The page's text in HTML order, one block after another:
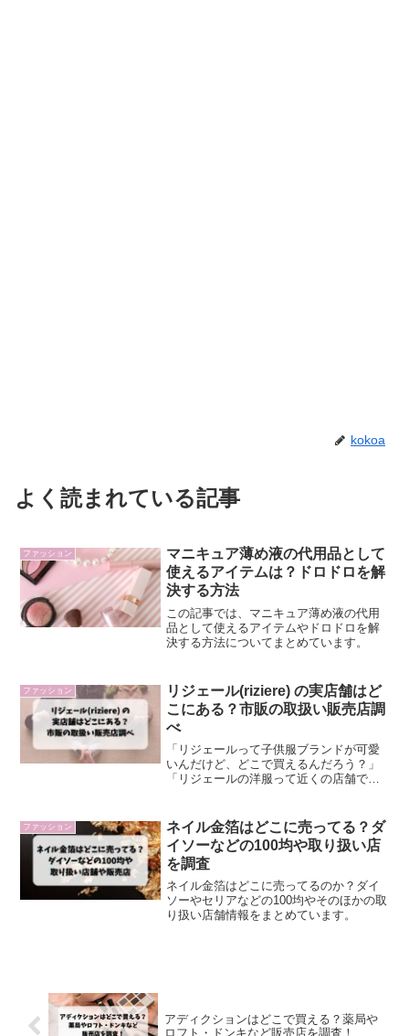
kokoa
よく読まれている記事
ファッション
マニキュア薄め液の代用品として
使えるアイテムは？ドロドロを解
決する方法
この記事では、マニキュア薄め液の代用
品として使えるアイテムやドロドロを解
決する方法についてまとめています。
ファッション
リジェール(riziere) の実店舗はど
こにある？市販の取扱い販売店調
べ
「リジェールって子供服ブランドが可愛
いんだけど、どこで買えるんだろう？」
「リジェールの洋服って近くの店舗で販
になりますよね？こちらではリジェール
の店舗や市販ではどこの店...
ファッション
ネイル金箔はどこに売ってる？ダ
イソーなどの100均や取り扱い店
を調査
ネイル金箔はどこに売ってるのか？ダイ
ソーやセリアなどの100均やそのほかの取
り扱い店舗情報をまとめています。
アディクションはどこで買える？薬局や
ロフト・ドンキなど販売店を調査！